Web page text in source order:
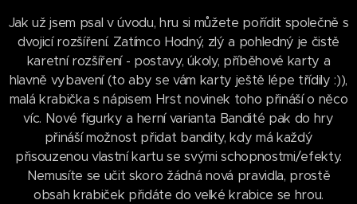
Jak už jsem psal v úvodu, hru si můžete pořídit společně s
dvojicí rozšíření. Zatímco Hodný, zlý a pohledný je čistě
karetní rozšíření - postavy, úkoly, příběhové karty a
hlavně vybavení (to aby se vám karty ještě lépe třídily :)),
malá krabička s nápisem Hrst novinek toho přináší o něco
víc. Nové figurky a herní varianta Bandité pak do hry
přináší možnost přidat bandity, kdy má každý
přisouzenou vlastní kartu se svými schopnostmi/efekty.
Nemusíte se učit skoro žádná nová pravidla, prostě
obsah krabiček přidáte do velké krabice se hrou.